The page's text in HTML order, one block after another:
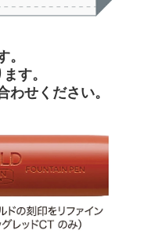
。
す。
わせください。